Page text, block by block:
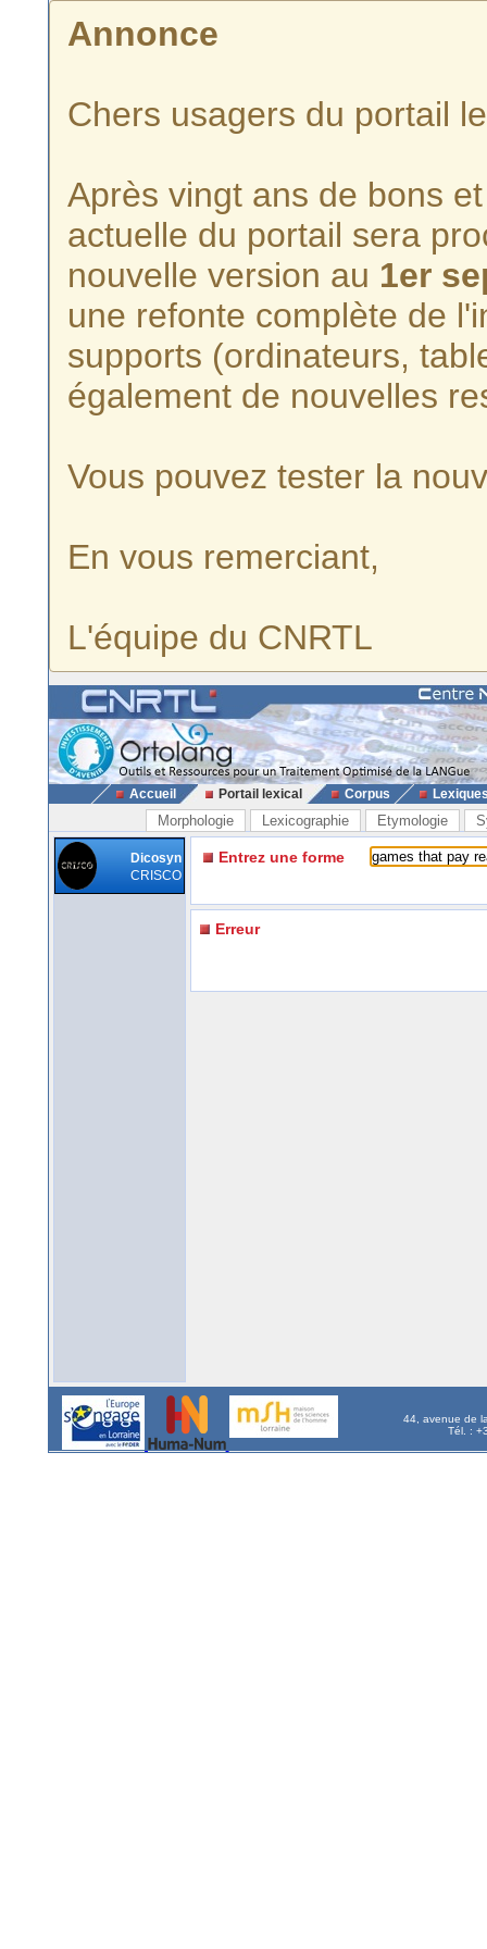
Annonce
Chers usagers du portail
Après vingt ans de bons
actuelle du portail sera
nouvelle version au 1er
une refonte complète de
supports (ordinateurs,
également de nouvelles
Vous pouvez tester la
En vous remerciant,
L'équipe du CNRTL
Accueil Portail lexical Corpus
Morphologie Lexicographie Etymologie
Dicosyn
CRISCO
Entrez une forme
Erreur
44, avenue de
Tél. :